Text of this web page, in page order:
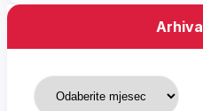
Arhiva
Arhiva